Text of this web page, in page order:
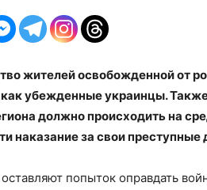
жителей освобожденной от
убежденные украинцы.
должно происходить на
наказание за свои преступные
попыток оправдать